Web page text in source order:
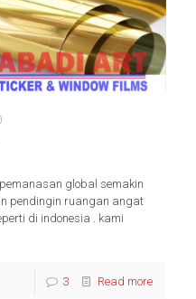
global semakin
pendingin ruangan angat
di indonesia . kami
3 Read more